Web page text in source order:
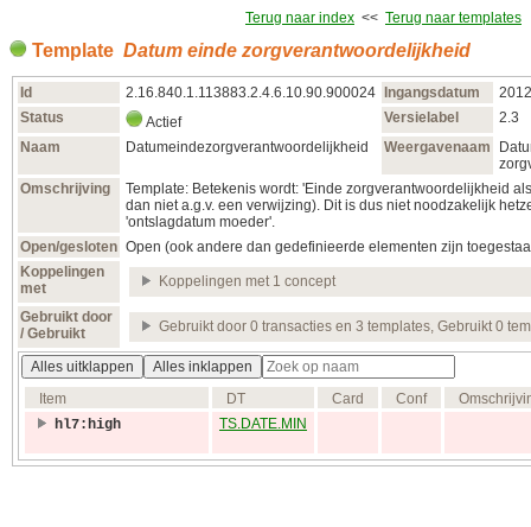
Terug naar index << Terug naar templates
Template Datum einde zorgverantwoordelijkheid
Id 2.16.840.1.113883.2.4.6.10.90.900024 Ingangsdatum
Status
Actief Versielabel
2.3
Naam
Datumeindezorgverantwoordelijkheid Weergavenaam
Omschrijving
Template: Betekenis wordt: 'Einde zorgverantwoordelijkheid
dan niet a.g.v. een verwijzing). Dit is dus niet noodzakelijk
'ontslagdatum moeder'.
Open/gesloten Open (ook andere dan gedefinieerde elementen zijn
Koppelingen
met
Koppelingen met 1 concept
Gebruikt door
/ Gebruikt
Gebruikt door 0 transacties en 3 templates, Gebruikt 0
Alles uitklappen
Alles inklappen
Item
DT Card Conf
hl7:high
TS.DATE.MIN